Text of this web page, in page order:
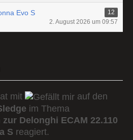
Evo S
12
2. August 2026 um 09:57
mit
auf den
im Thema
Delonghi ECAM 22.110
S reagiert.